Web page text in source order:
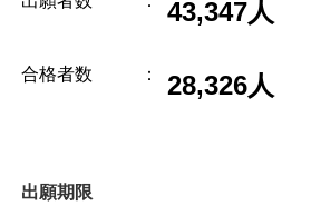
43,347人
合格者数 ： 28,326人
出願期限